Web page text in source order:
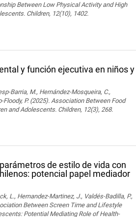
Between Low Physical Activity and High
Children, 12(10), 1402.
y función ejecutiva en niños y
Barria, M., Hernández-Mosqueira, C.,
Floody, P. (2025). Association Between Food
and Adolescents. Children, 12(3), 268.
de estilo de vida con
potencial papel mediador
L., Hernandez-Martinez, J., Valdés-Badilla, P.,
Between Screen Time and Lifestyle
Potential Mediating Role of Health-